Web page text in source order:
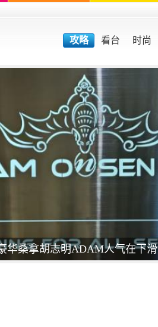
攻略 看台 时尚
华桑拿胡志明ADAM人气在下滑